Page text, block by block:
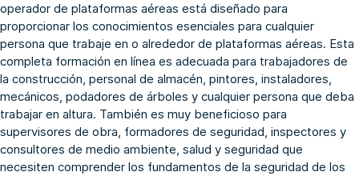
operador de plataformas aéreas está diseñado para
proporcionar los conocimientos esenciales para cualquier
persona que trabaje en o alrededor de plataformas aéreas. Esta
completa formación en línea es adecuada para trabajadores de
la construcción, personal de almacén, pintores, instaladores,
mecánicos, podadores de árboles y cualquier persona que deba
trabajar en altura. También es muy beneficioso para
supervisores de obra, formadores de seguridad, inspectores y
consultores de medio ambiente, salud y seguridad que
necesiten comprender los fundamentos de la seguridad de los